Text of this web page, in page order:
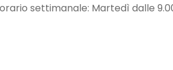
settimanale: Martedì dalle